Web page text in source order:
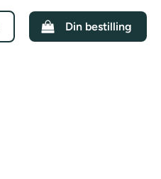
Din bestilling